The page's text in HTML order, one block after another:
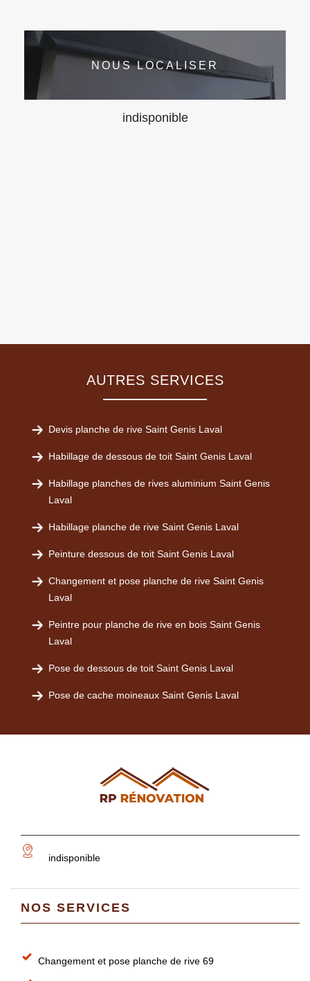
NOUS LOCALISER
indisponible
AUTRES SERVICES
Devis planche de rive Saint Genis Laval
Habillage de dessous de toit Saint Genis Laval
Habillage planches de rives aluminium Saint Genis
Laval
Habillage planche de rive Saint Genis Laval
Peinture dessous de toit Saint Genis Laval
Changement et pose planche de rive Saint Genis
Laval
Peintre pour planche de rive en bois Saint Genis
Laval
Pose de dessous de toit Saint Genis Laval
Pose de cache moineaux Saint Genis Laval
indisponible
NOS SERVICES
Changement et pose planche de rive 69